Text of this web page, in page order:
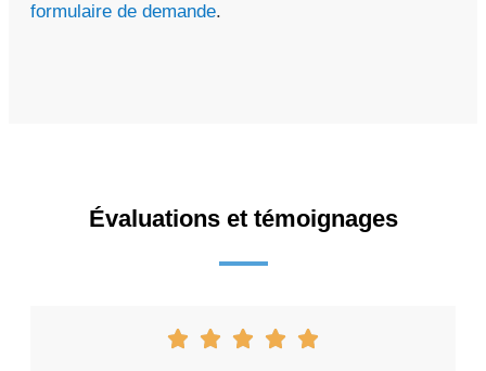
formulaire de demande.
Évaluations et témoignages